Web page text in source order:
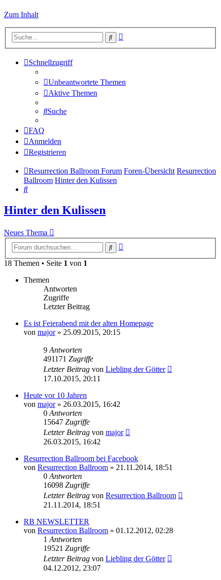
Zum Inhalt
Suche
Schnellzugriff
Unbeantwortete Themen
Aktive Themen
Suche
FAQ
Anmelden
Registrieren
Resurrection Ballroom Forum Foren-Übersicht Resurrection
Ballroom Hinter den Kulissen
Suche
Hinter den Kulissen
Neues Thema
Suche
18 Themen • Seite 1 von 1
Themen
Antworten
Zugriffe
Letzter Beitrag
Es ist Feierabend mit der alten Homepage
von major» 25.09.2015, 20:15
9Antworten
491171 Zugriffe
Letzter Beitrag von Liebling der Götter
17.10.2015, 20:11
Heute vor 10 Jahren
von major» 26.03.2015, 16:42
0Antworten
15647 Zugriffe
Letzter Beitrag von major
26.03.2015, 16:42
Resurrection Ballroom bei Facebook
von Resurrection Ballroom » 21.11.2014, 18:51
0Antworten
16098 Zugriffe
Letzter Beitrag von Resurrection Ballroom
21.11.2014, 18:51
RB NEWSLETTER
von Resurrection Ballroom » 01.12.2012, 02:28
1Antworten
19521 Zugriffe
Letzter Beitrag von Liebling der Götter
04.12.2012, 23:07